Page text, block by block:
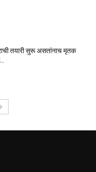
तयारी सुरू असतांनाच मृतक